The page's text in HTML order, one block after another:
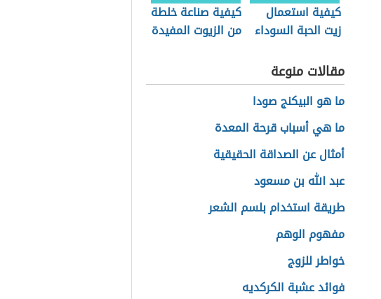
كيفية استعمال
زيت الحبة السوداء
كيفية صناعة خلطة
من الزيوت المفيدة
مقالات منوعة
ما هو البيكنج صودا
ما هي أسباب قرحة المعدة
أمثال عن الصداقة الحقيقية
عبد الله بن مسعود
طريقة استخدام بلسم الشعر
مفهوم الوهم
خواطر للزوج
فوائد عشبة الكركديه